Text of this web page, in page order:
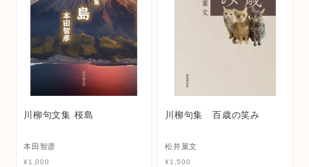
川柳句文集 桜島
本田智彦
¥1,000
川柳句集 百歳の笑み
松井菓文
¥1,500